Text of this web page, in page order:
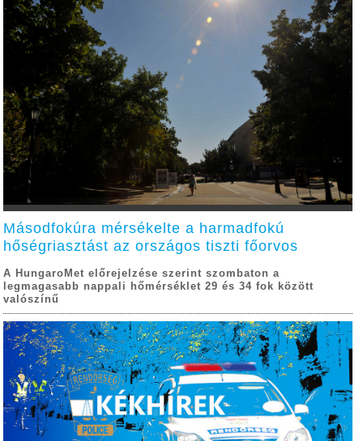
Másodfokúra mérsékelte a harmadfokú
hőségriasztást az országos tiszti főorvos
A HungaroMet előrejelzése szerint szombaton a
legmagasabb nappali hőmérséklet 29 és 34 fok között
valószínű